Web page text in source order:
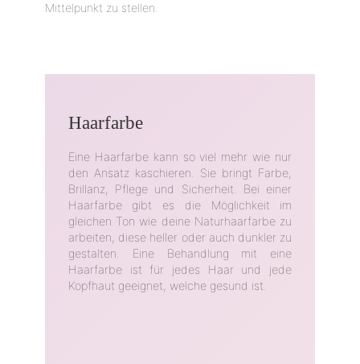
Mittelpunkt zu stellen.
Haarfarbe
Eine Haarfarbe kann so viel mehr wie nur
den Ansatz kaschieren. Sie bringt Farbe,
Brillanz, Pflege und Sicherheit. Bei einer
Haarfarbe gibt es die Möglichkeit im
gleichen Ton wie deine Naturhaarfarbe zu
arbeiten, diese heller oder auch dunkler zu
gestalten. Eine Behandlung mit eine
Haarfarbe ist für jedes Haar und jede
Kopfhaut geeignet, welche gesund ist.